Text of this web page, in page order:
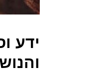
ידע